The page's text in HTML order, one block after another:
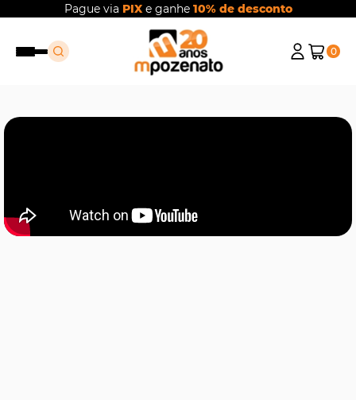
Pague via PIXe ganhe 10% de desconto
0